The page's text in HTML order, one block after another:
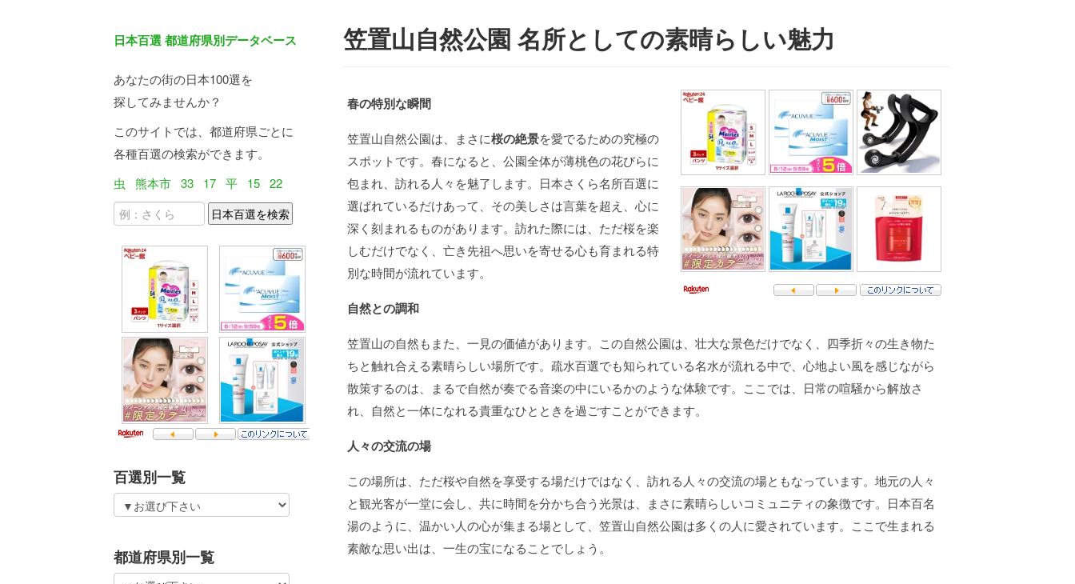
日本百選 都道府県別データベース
あなたの街の日本100選を
探してみませんか？
このサイトでは、都道府県ごとに
各種百選の検索ができます。
虫
熊本市 33 17 平 15 22
百選別一覧
都道府県別一覧
笠置山自然公園 名所としての素晴らしい魅力
春の特別な瞬間
笠置山自然公園は、まさに桜の絶景を愛でるための究極の
スポットです。春になると、公園全体が薄桃色の花びらに
包まれ、訪れる人々を魅了します。日本さくら名所百選に
選ばれているだけあって、その美しさは言葉を超え、心に
深く刻まれるものがあります。訪れた際には、ただ桜を楽
しむだけでなく、亡き先祖へ思いを寄せる心も育まれる特
別な時間が流れています。
自然との調和
笠置山の自然もまた、一見の価値があります。この自然公園は、壮大な景色だけでなく、四季折々の生き物た
ちと触れ合える素晴らしい場所です。疏水百選でも知られている名水が流れる中で、心地よい風を感じながら
散策するのは、まるで自然が奏でる音楽の中にいるかのような体験です。ここでは、日常の喧騒から解放さ
れ、自然と一体になれる貴重なひとときを過ごすことができます。
人々の交流の場
この場所は、ただ桜や自然を享受する場だけではなく、訪れる人々の交流の場ともなっています。地元の人々
と観光客が一堂に会し、共に時間を分かち合う光景は、まさに素晴らしいコミュニティの象徴です。日本百名
湯のように、温かい人の心が集まる場として、笠置山自然公園は多くの人に愛されています。ここで生まれる
素敵な思い出は、一生の宝になることでしょう。